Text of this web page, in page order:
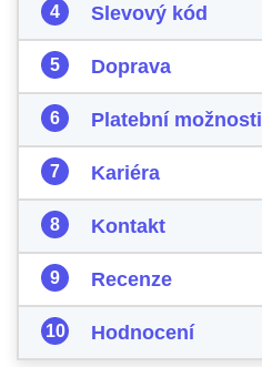
Slevový kód
Doprava
Platební možnosti
Kariéra
Kontakt
Recenze
Hodnocení